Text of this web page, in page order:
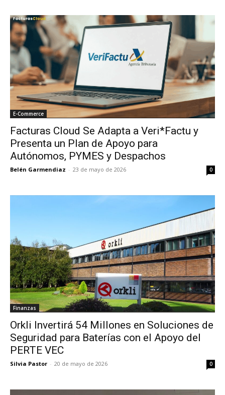
E-Commerce
Facturas Cloud Se Adapta a Veri*Factu y
Presenta un Plan de Apoyo para
Autónomos, PYMES y Despachos
Belén Garmendiaz - 23 de mayo de 2026 0
Finanzas
Orkli Invertirá 54 Millones en Soluciones de
Seguridad para Baterías con el Apoyo del
PERTE VEC
Silvia Pastor - 20 de mayo de 2026 0